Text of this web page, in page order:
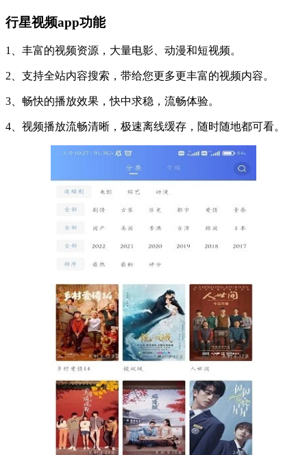
行星视频app功能
1、丰富的视频资源，大量电影、动漫和短视频。
2、支持全站内容搜索，带给您更多更丰富的视频内容。
3、畅快的播放效果，快中求稳，流畅体验。
4、视频播放流畅清晰，极速离线缓存，随时随地都可看。